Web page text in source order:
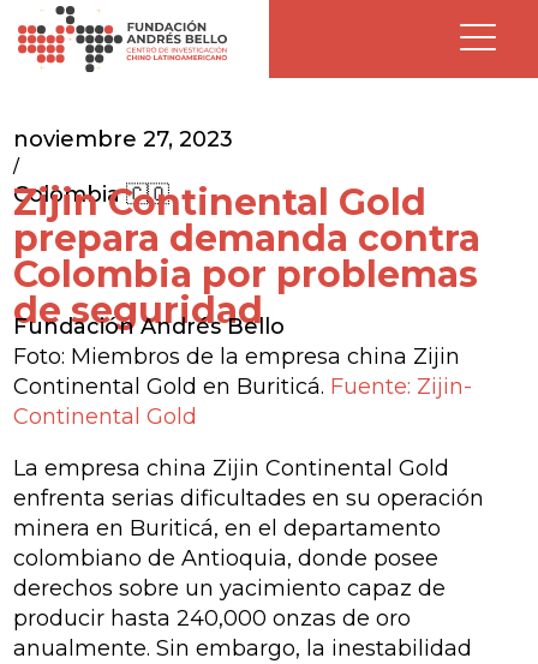
noviembre 27, 2023
/
Colombia 🇨🇴
Zijin Continental Gold
prepara demanda contra
Colombia por problemas
de seguridad
Fundación Andrés Bello
Foto: Miembros de la empresa china Zijin
Continental Gold en Buriticá. Fuente: Zijin-
Continental Gold
La empresa china Zijin Continental Gold
enfrenta serias dificultades en su operación
minera en Buriticá, en el departamento
colombiano de Antioquia, donde posee
derechos sobre un yacimiento capaz de
producir hasta 240,000 onzas de oro
anualmente. Sin embargo, la inestabilidad